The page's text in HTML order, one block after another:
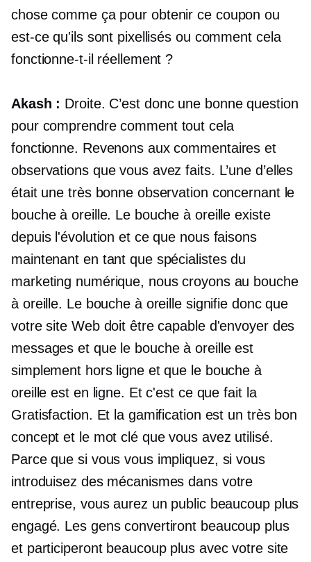
chose comme ça pour obtenir ce coupon ou
est-ce qu'ils sont pixellisés ou comment cela
fonctionne-t-il réellement ?
Akash : Droite. C’est donc une bonne question
pour comprendre comment tout cela
fonctionne. Revenons aux commentaires et
observations que vous avez faits. L’une d’elles
était une très bonne observation concernant le
bouche à oreille. Le bouche à oreille existe
depuis l'évolution et ce que nous faisons
maintenant en tant que spécialistes du
marketing numérique, nous croyons au bouche
à oreille. Le bouche à oreille signifie donc que
votre site Web doit être capable d'envoyer des
messages et que le bouche à oreille est
simplement hors ligne et que le bouche à
oreille est en ligne. Et c'est ce que fait la
Gratisfaction. Et la gamification est un très bon
concept et le mot clé que vous avez utilisé.
Parce que si vous vous impliquez, si vous
introduisez des mécanismes dans votre
entreprise, vous aurez un public beaucoup plus
engagé. Les gens convertiront beaucoup plus
et participeront beaucoup plus avec votre site